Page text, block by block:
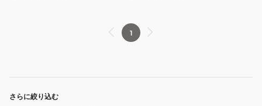
YSD-
F20.002.0106
ク
Ligaresta
YSD-
1
さらに絞り込む